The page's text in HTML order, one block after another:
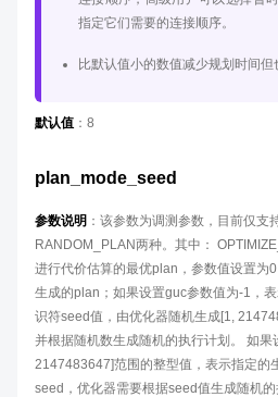
指定它们需要的连接顺序。
比默认值小的数值减少规划时间但
默认值 ：8
plan_mode_seed
参数说明 ：该参数为调测参数，目前仅支
RANDOM_PLAN两种。其中：
进行代价估算的最优plan，参数值设置为
生成的plan；如果设置guc参数值为-1，
识符seed值，由优化器随机生成[1,
并根据随机数生成随机的执行计划。 如果
2147483647]范围的整型值，表示指定的
seed，优化器需要根据seed值生成随机的